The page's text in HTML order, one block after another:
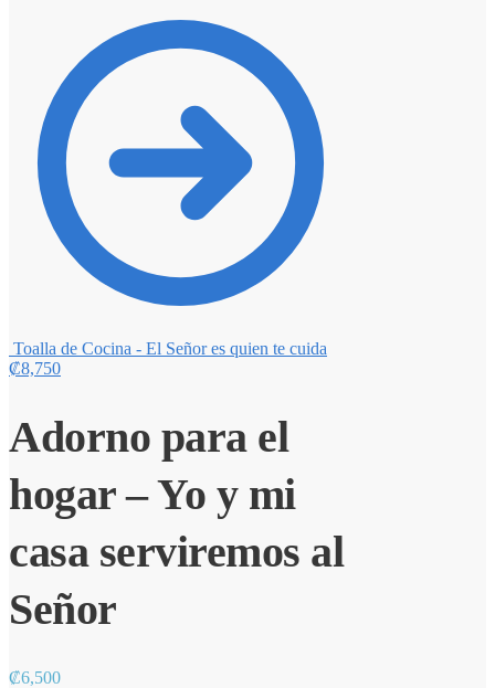
Toalla de Cocina - El Señor es quien te cuida
₡8,750
Adorno para el
hogar – Yo y mi
casa serviremos al
Señor
₡6,500